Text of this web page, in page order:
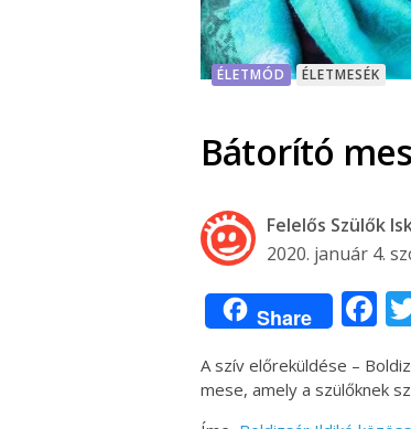
ÉLETMÓD ÉLETMESÉK
Bátorító
Felelős Szülők
2020. január 4.
Share
A szív előreküldése –
mese, amely a szülőknek